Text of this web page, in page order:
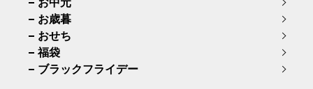
お歳暮
おせち
福袋
ブラックフライデー